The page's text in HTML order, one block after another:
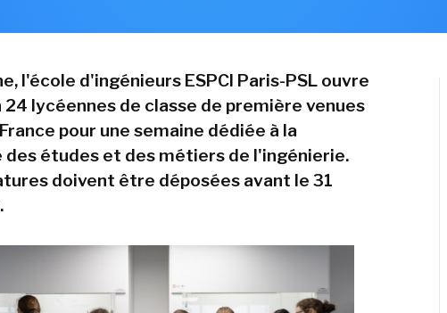
l'école d'ingénieurs ESPCI Paris-PSL ouvre
24 lycéennes de classe de première venues
pour une semaine dédiée à la
études et des métiers de l'ingénierie.
doivent être déposées avant le 31